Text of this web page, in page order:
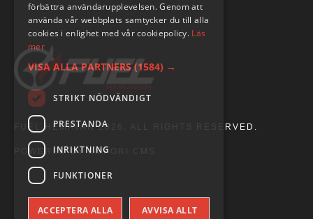
FUEL HEMAVAN 2026. ALL RIGHTS RESERVED.
POWERED BY EMPORI CMS
förbättra användarupplevelsen. Genom att
använda vår webbplats samtycker du till alla
cookies i enlighet med vår cookiepolicy. Läs
mer
VISA ALLA PARTNERS (1584) →
STRIKT NÖDVÄNDIGT
PRESTANDA
INRIKTNING
FUNKTIONER
ACCEPTERA ALLA AVVISA ALLT